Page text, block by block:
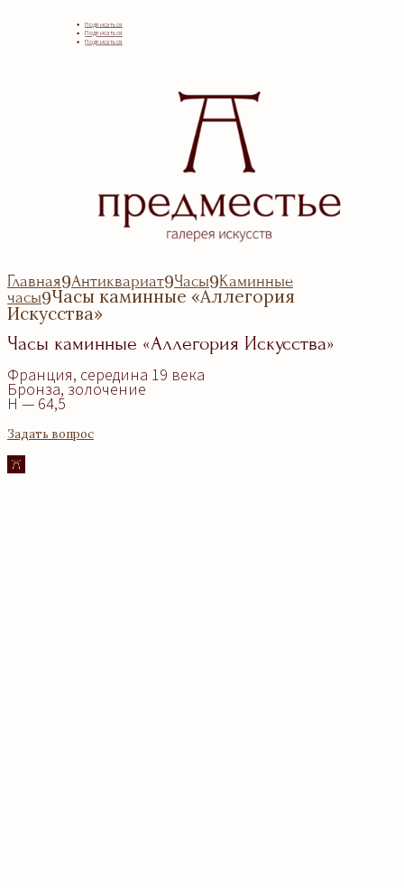
Подписаться
Подписаться
Подписаться
Главная9Антиквариат9Часы9Каминные
часы9Часы каминные «Аллегория
Искусства»
Часы каминные «Аллегория Искусства»
Франция, середина 19 века
Бронза, золочение
H — 64,5
Задать вопрос